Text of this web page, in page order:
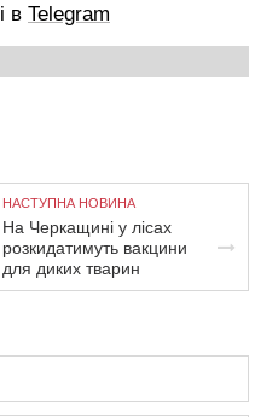
в Telegram
НАСТУПНА НОВИНА
На Черкащині у лісах
розкидатимуть вакцини
для диких тварин